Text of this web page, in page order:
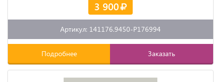
3 900
Артикул: 141176.9450-P176994
Подробнее Заказать